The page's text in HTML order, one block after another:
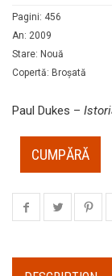
Pagini: 456
An: 2009
Stare: Nouă
Copertă: Broșată
Paul Dukes –
CUMPĂRĂ